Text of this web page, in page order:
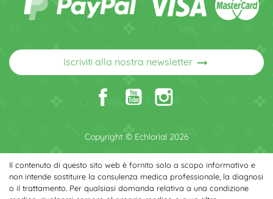
Iscriviti alla nostra newsletter arrow_right_alt
Copyright © Echlorial 2026
Il contenuto di questo sito web è fornito solo a scopo informativo e
non intende sostituire la consulenza medica professionale, la diagnosi
o il trattamento. Per qualsiasi domanda relativa a una condizione